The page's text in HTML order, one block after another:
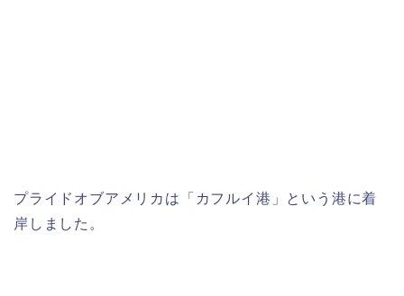
プライドオブアメリカは「カフルイ港」という港に着
岸しました。